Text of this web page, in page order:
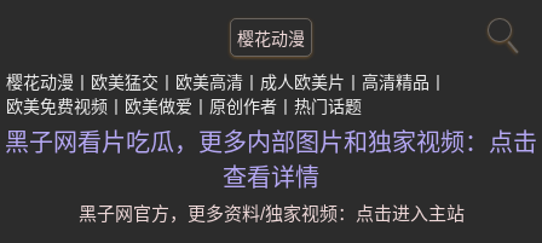
樱花动漫
樱花动漫 欧美猛交 欧美高清 成人欧美片
高清精品
欧美免费视频
欧美做爱 原创作者 热门话题
黑子网看片吃瓜，更多内部图片和独家视频：点击
查看详情
黑子网官方，更多资料/独家视频：点击进入主站